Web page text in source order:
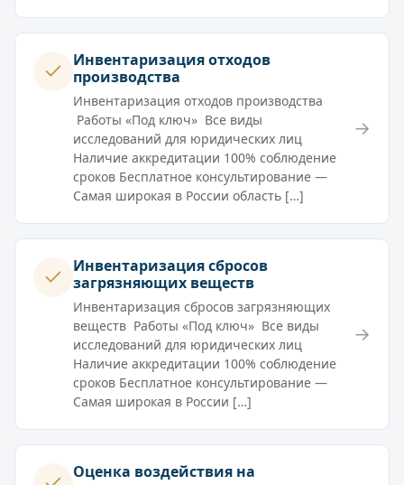
Инвентаризация отходов
производства
Инвентаризация отходов производства
Работы «Под ключ» Все виды
исследований для юридических лиц
Наличие аккредитации 100% соблюдение
сроков Бесплатное консультирование —
Самая широкая в России область […]
→
Инвентаризация сбросов
загрязняющих веществ
Инвентаризация сбросов загрязняющих
веществ Работы «Под ключ» Все виды
исследований для юридических лиц
Наличие аккредитации 100% соблюдение
сроков Бесплатное консультирование —
Самая широкая в России […]
→
Оценка воздействия на